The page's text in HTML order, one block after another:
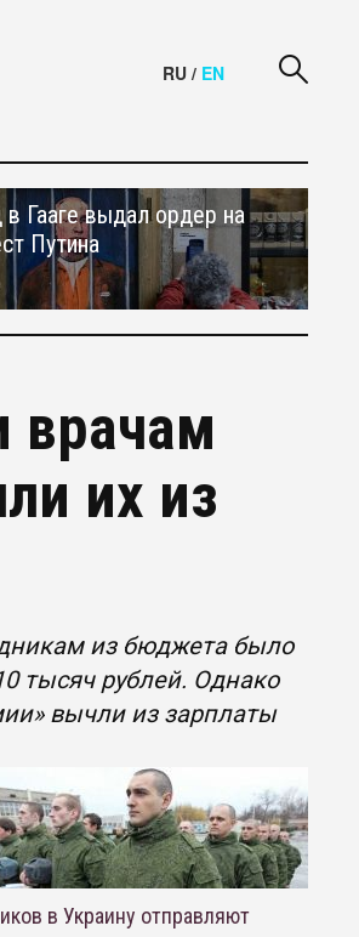
RU / EN
в Гааге выдал ордер на
Путина
врачам
их из
из бюджета было
тысяч рублей. Однако
вычли из зарплаты
в Украину отправляют